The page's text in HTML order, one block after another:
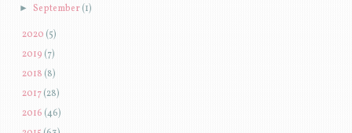
► September(1)
2020(5)
2019 (7)
2018 (8)
2017(28)
2016 (46)